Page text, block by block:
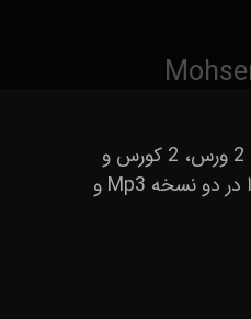
بیت پاپ Bargard با آهنگسازی Mohsenismusic که شامل 2 ورس، 2 کورس و
ساز زنده و ملودی گیتار که 02:43 دقیقه می باشد، این بیت را در دو نسخه Mp3 و